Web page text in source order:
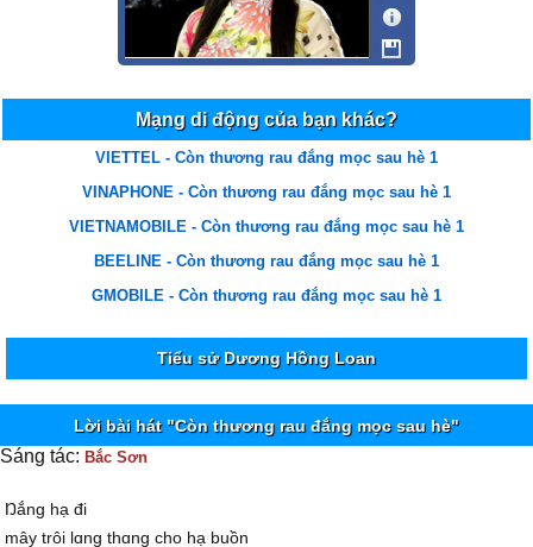
Mạng di động của bạn khác?
VIETTEL - Còn thương rau đắng mọc sau hè 1
VINAPHONE - Còn thương rau đắng mọc sau hè 1
VIETNAMOBILE - Còn thương rau đắng mọc sau hè 1
BEELINE - Còn thương rau đắng mọc sau hè 1
GMOBILE - Còn thương rau đắng mọc sau hè 1
Tiểu sử Dương Hồng Loan
Lời bài hát "Còn thương rau đắng mọc sau hè"
Sáng tác: Bắc Sơn
Ŋắng hạ đi
mâу trôi lɑng thɑng cho hạ buồn